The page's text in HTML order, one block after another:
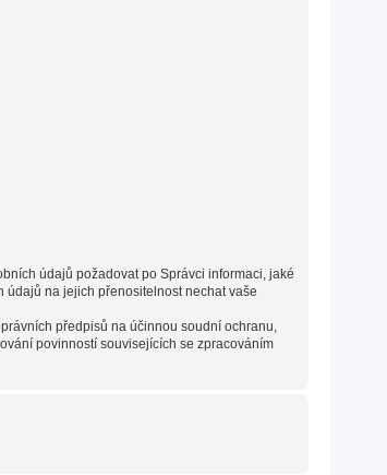
údajů požadovat po Správci informaci, jaké
na jejich přenositelnost nechat vaše
předpisů na účinnou soudní ochranu,
povinností souvisejících se zpracováním